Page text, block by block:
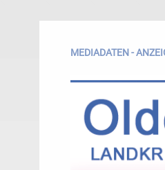
MEDIADATEN -